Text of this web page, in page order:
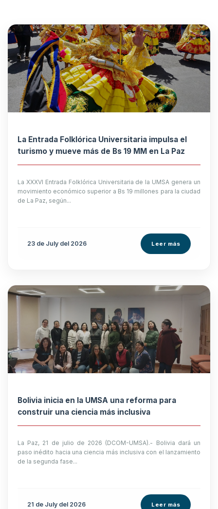
La Entrada Folklórica Universitaria impulsa el
turismo y mueve más de Bs 19 MM en La Paz
La XXXVI Entrada Folklórica Universitaria de la UMSA genera un
movimiento económico superior a Bs 19 millones para la ciudad
de La Paz, según...
23 de July del 2026 Leer más
Bolivia inicia en la UMSA una reforma para
construir una ciencia más inclusiva
La Paz, 21 de julio de 2026 (DCOM-UMSA).- Bolivia dará un
paso inédito hacia una ciencia más inclusiva con el lanzamiento
de la segunda fase...
21 de July del 2026 Leer más